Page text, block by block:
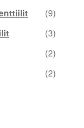
(9)
(3)
(2)
(2)